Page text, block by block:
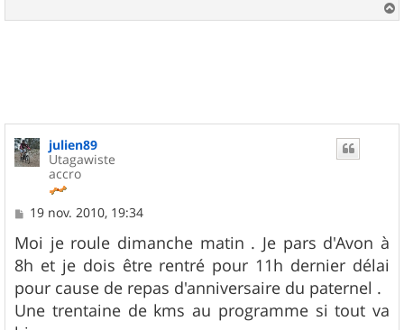
a
julien89
Utagawiste
accro
M
s
s
a
g
e
19 nov. 2010, 19:34
Moi je roule dimanche matin . Je pars d'Avon à
8h et je dois être rentré pour 11h dernier délai
pour cause de repas d'anniversaire du paternel .
Une trentaine de kms au programme si tout va